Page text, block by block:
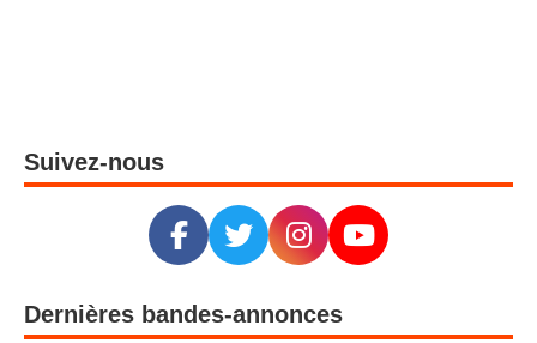
Suivez-nous
Dernières bandes-annonces